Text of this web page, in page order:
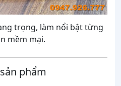
trọng, làm nổi bật từng
mềm mại.
phẩm